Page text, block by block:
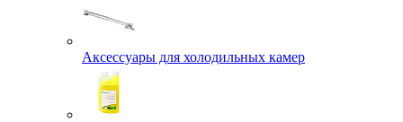
Аксессуары для холодильных камер